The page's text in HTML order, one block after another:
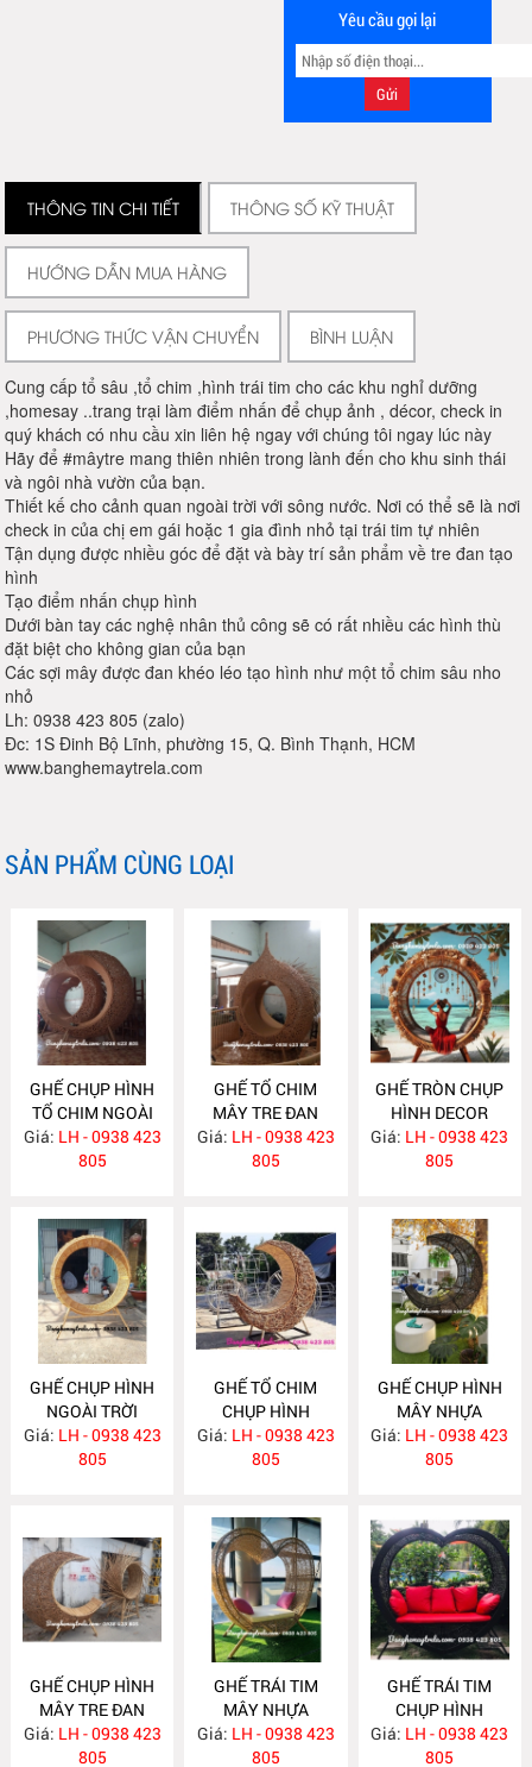
Yêu cầu gọi lại
THÔNG TIN CHI TIẾT THÔNG SỐ KỸ THUẬT
HƯỚNG DẪN MUA HÀNG
PHƯƠNG THỨC VẬN CHUYỂN BÌNH LUẬN
Cung cấp tổ sâu ,tổ chim ,hình trái tim cho các khu nghỉ dưỡng
,homesay ..trang trại làm điểm nhấn để chụp ảnh , décor, check in
quý khách có nhu cầu xin liên hệ ngay với chúng tôi ngay lúc này
Hãy để #mâytre mang thiên nhiên trong lành đến cho khu sinh thái
và ngôi nhà vườn của bạn.
Thiết kế cho cảnh quan ngoài trời với sông nước. Nơi có thể sẽ là nơi
check in của chị em gái hoặc 1 gia đình nhỏ tại trái tim tự nhiên
Tận dụng được nhiều góc để đặt và bày trí sản phẩm về tre đan tạo
hình
Tạo điểm nhấn chụp hình
Dưới bàn tay các nghệ nhân thủ công sẽ có rất nhiều các hình thù
đặt biệt cho không gian của bạn
Các sợi mây được đan khéo léo tạo hình như một tổ chim sâu nho
nhỏ
Lh: 0938 423 805 (zalo)
Đc: 1S Đinh Bộ Lĩnh, phường 15, Q. Bình Thạnh, HCM
www.banghemaytrela.com
SẢN PHẨM CÙNG LOẠI
GHẾ CHỤP HÌNH
TỔ CHIM NGOÀI
TRỜI NH404
Giá: LH - 0938 423
805
GHẾ TỔ CHIM
MÂY TRE ĐAN
NH403
Giá: LH - 0938 423
805
GHẾ TRÒN CHỤP
HÌNH DECOR
NGOÀI TRỜI
NH402
Giá: LH - 0938 423
805
GHẾ CHỤP HÌNH
NGOÀI TRỜI
NH401
Giá: LH - 0938 423
805
GHẾ TỔ CHIM
CHỤP HÌNH
NGOÀI TRỜI
MA807
Giá: LH - 0938 423
805
GHẾ CHỤP HÌNH
MÂY NHỰA
DECOR NGOÀI
TRỜI MA741
Giá: LH - 0938 423
805
GHẾ CHỤP HÌNH
MÂY TRE ĐAN
MA710
Giá: LH - 0938 423
805
GHẾ TRÁI TIM
MÂY NHỰA
MA709
Giá: LH - 0938 423
805
GHẾ TRÁI TIM
CHỤP HÌNH
CHECK- IN NGOÀI
TRỜI MA708
Giá: LH - 0938 423
805